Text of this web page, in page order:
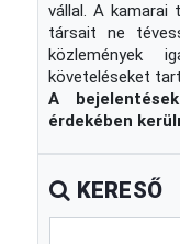
vállal. A kamarai
társait ne
közlemények
követeléseket
A
érdekében
KERESŐ